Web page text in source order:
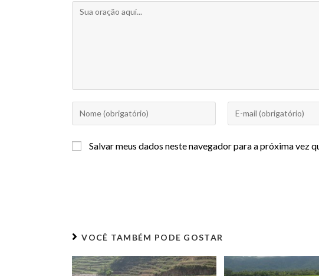
Salvar meus dados neste navegador para a próxima vez
VOCÊ TAMBÉM PODE GOSTAR